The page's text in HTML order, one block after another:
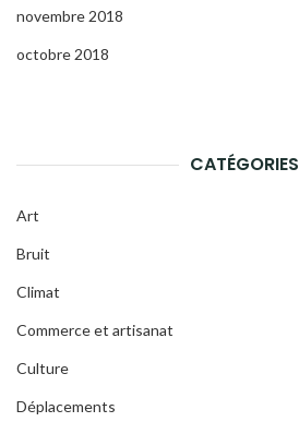
novembre 2018
octobre 2018
CATÉGORIES
Art
Bruit
Climat
Commerce et artisanat
Culture
Déplacements